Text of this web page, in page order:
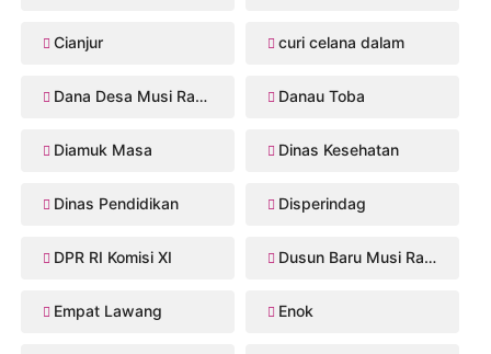
Cianjur curi celana dalam
Dana Desa Musi Rawas Danau Toba
Diamuk Masa Dinas Kesehatan
Dinas Pendidikan Disperindag
DPR RI Komisi XI Dusun Baru Musi Rawas
Empat Lawang Enok